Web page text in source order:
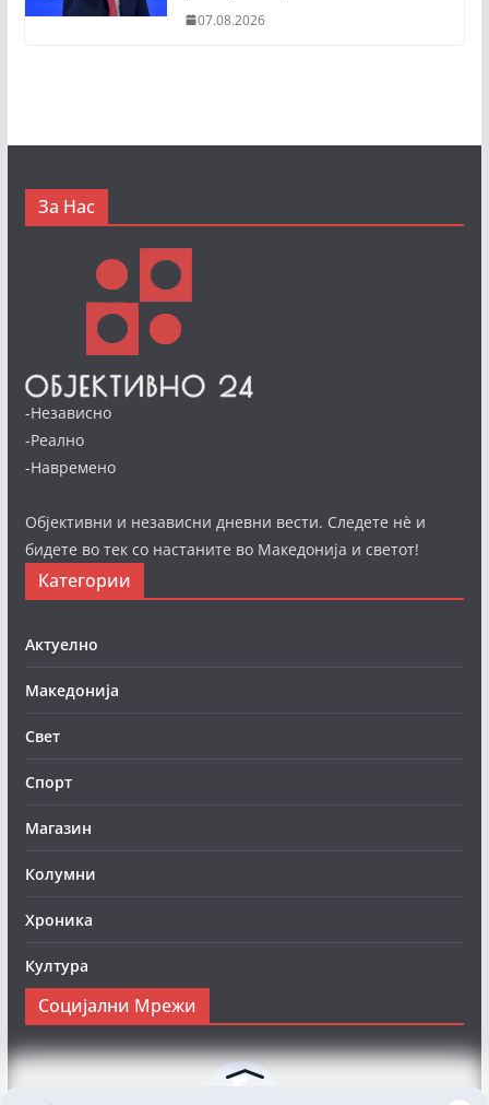
07.08.2026
За Нас
-Независно
-Реално
-Навремено
Објективни и независни дневни вести. Следете нè и
бидете во тек со настаните во Македонија и светот!
Категории
Актуелно
Македонија
Свет
Спорт
Магазин
Колумни
Хроника
Култура
Социјални Мрежи